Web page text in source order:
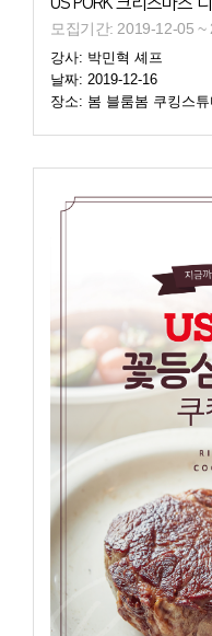
모집기간: 2019-12-05 ~
강사: 박민혁 셰프
날짜: 2019-12-16
장소: 봄 블룸봄 쿠킹스튜